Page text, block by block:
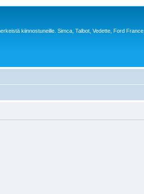
kiinnostuneille. Simca, Talbot, Vedette, Ford France,